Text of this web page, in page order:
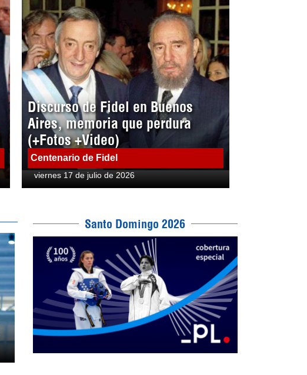
Discurso de Fidel en Buenos
Aires, memoria que perdura
(+Fotos +Video)
Centenario de Fidel
viernes 17 de julio de 2026
Santo Domingo 2026